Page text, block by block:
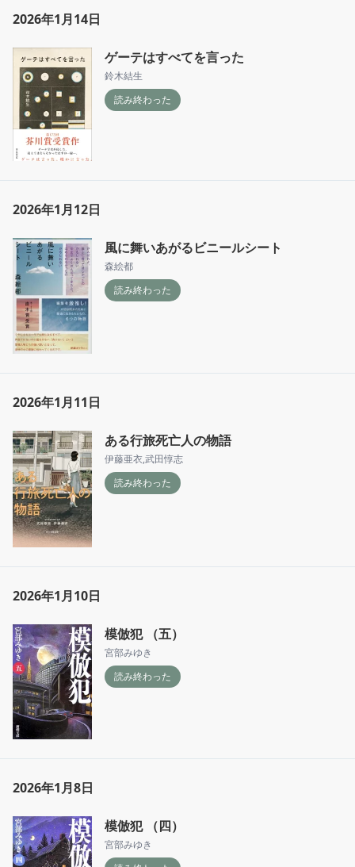
2026年1月14日
ゲーテはすべてを言った
鈴木結生
読み終わった
2026年1月12日
風に舞いあがるビニールシート
森絵都
読み終わった
2026年1月11日
ある行旅死亡人の物語
伊藤亜衣,武田惇志
読み終わった
2026年1月10日
模倣犯 （五）
宮部みゆき
読み終わった
2026年1月8日
模倣犯 （四）
宮部みゆき